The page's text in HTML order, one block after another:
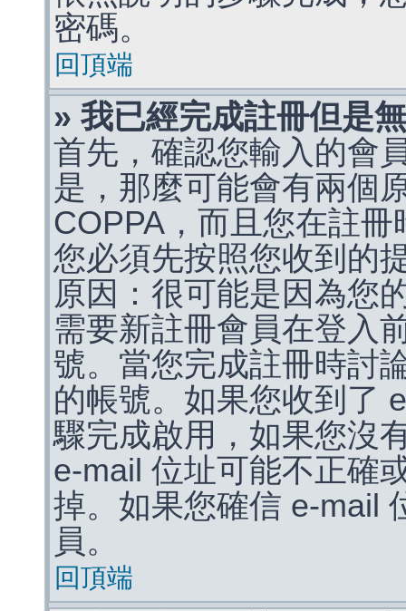
密碼。
回頂端
» 我已經完成註冊但是
首先，確認您輸入的會
是，那麼可能會有兩個
COPPA，而且您在註
您必須先按照您收到的
原因：很可能是因為您
需要新註冊會員在登入
號。當您完成註冊時討
的帳號。如果您收到了
驟完成啟用，如果您沒
e-mail 位址可能不正確
掉。如果您確信 e-mail
員。
回頂端